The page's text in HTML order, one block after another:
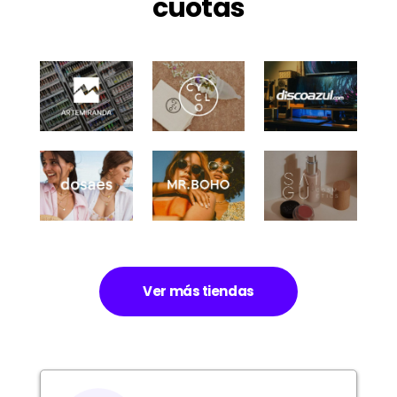
cuotas
Ver más tiendas